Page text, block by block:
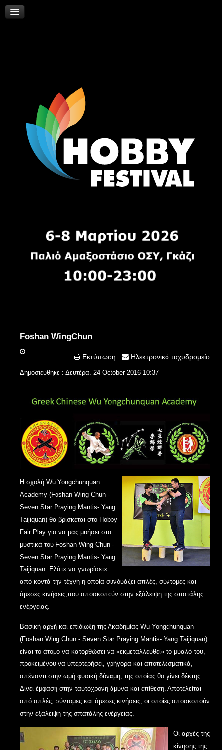
Foshan WingChun
Εκτύπωση Ηλεκτρονικό ταχυδρομείο
Δημοσιεύθηκε : Δευτέρα, 24 October 2016 10:37
Η σχολή Wu Yongchunquan
Academy (Foshan Wing Chun -
Seven Star Praying Mantis- Yang
Taijiquan) θα βρίσκεται στο Hobby
Fair Play για να μας μυήσει στα
μυστικά του Foshan Wing Chun -
Seven Star Praying Mantis- Yang
Taijiquan . Ελάτε να γνωρίσετε
από κοντά την τέχνη η οποία συνδυάζει απλές, σύντομες και
άμεσες κινήσεις,που αποσκοπούν στην εξάλειψη της σπατάλης
ενέργειας.
Βασική αρχή και επιδίωξη της Ακαδημίας Wu Yongchunquan
(Foshan Wing Chun - Seven Star Praying Mantis- Yang Taijiquan)
είναι το άτομο να κατορθώσει να «εκμεταλλευθεί» το μυαλό του,
προκειμένου να υπερτερήσει, γρήγορα και αποτελεσματικά,
απέναντι στην ωμή φυσική δύναμη, της οποίας θα γίνει δέκτης.
Δίνει έμφαση στην ταυτόχρονη άμυνα και επίθεση. Αποτελείται
από απλές, σύντομες και άμεσες κινήσεις, οι οποίες αποσκοπούν
στην εξάλειψη της σπατάλης ενέργειας.
Οι αρχές της
κίνησης της